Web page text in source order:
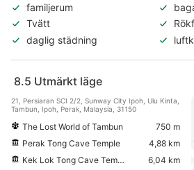
familjerum
Tvätt
daglig städning
8.5 Utmärkt läge
21, Persiaran SCI 2/2, Sunway City Ipoh, Ulu Kinta,
Tambun, Ipoh, Perak, Malaysia, 31150
The Lost World of Tambun
750 m
Perak Tong Cave Temple
4,88 km
Kek Lok Tong Cave Temple and Zen Gardens
6,04 km